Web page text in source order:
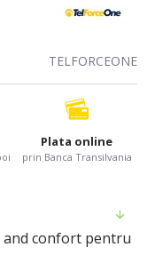
TELFORCEONE
Plata online
prin Banca Transilvania
and confort pentru